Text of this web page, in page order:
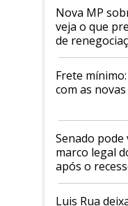
Nova MP
veja o que
de
Frete
com as
Senado
marco legal
após o
Luis Rua